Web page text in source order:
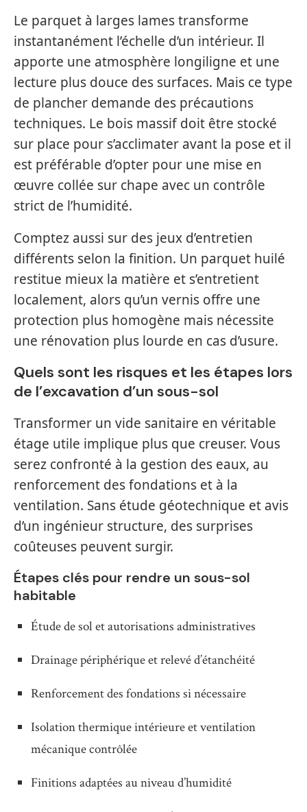
Le parquet à larges lames transforme
instantanément l’échelle d’un intérieur. Il
apporte une atmosphère longiligne et une
lecture plus douce des surfaces. Mais ce type
de plancher demande des précautions
techniques. Le bois massif doit être stocké
sur place pour s’acclimater avant la pose et il
est préférable d’opter pour une mise en
œuvre collée sur chape avec un contrôle
strict de l’humidité.
Comptez aussi sur des jeux d’entretien
différents selon la finition. Un parquet huilé
restitue mieux la matière et s’entretient
localement, alors qu’un vernis offre une
protection plus homogène mais nécessite
une rénovation plus lourde en cas d’usure.
Quels sont les risques et les étapes lors
de l’excavation d’un sous-sol
Transformer un vide sanitaire en véritable
étage utile implique plus que creuser. Vous
serez confronté à la gestion des eaux, au
renforcement des fondations et à la
ventilation. Sans étude géotechnique et avis
d’un ingénieur structure, des surprises
coûteuses peuvent surgir.
Étapes clés pour rendre un sous-sol
habitable
Étude de sol et autorisations administratives
Drainage périphérique et relevé d’étanchéité
Renforcement des fondations si nécessaire
Isolation thermique intérieure et ventilation
mécanique contrôlée
Finitions adaptées au niveau d’humidité